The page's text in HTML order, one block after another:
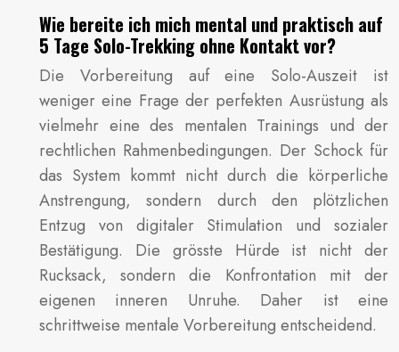
Wie bereite ich mich mental und praktisch auf
5 Tage Solo-Trekking ohne Kontakt vor?
Die Vorbereitung auf eine Solo-Auszeit ist
weniger eine Frage der perfekten Ausrüstung als
vielmehr eine des mentalen Trainings und der
rechtlichen Rahmenbedingungen. Der Schock für
das System kommt nicht durch die körperliche
Anstrengung, sondern durch den plötzlichen
Entzug von digitaler Stimulation und sozialer
Bestätigung. Die grösste Hürde ist nicht der
Rucksack, sondern die Konfrontation mit der
eigenen inneren Unruhe. Daher ist eine
schrittweise mentale Vorbereitung entscheidend.